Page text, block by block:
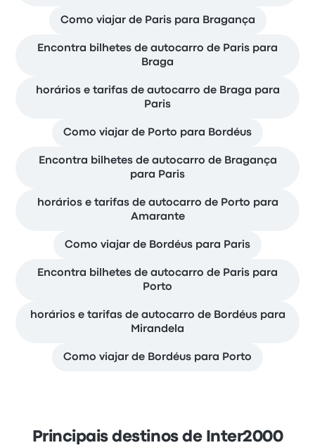
Como viajar de Paris para Bragança
Encontra bilhetes de autocarro de Paris para
Braga
horários e tarifas de autocarro de Braga para
Paris
Como viajar de Porto para Bordéus
Encontra bilhetes de autocarro de Bragança
para Paris
horários e tarifas de autocarro de Porto para
Amarante
Como viajar de Bordéus para Paris
Encontra bilhetes de autocarro de Paris para
Porto
horários e tarifas de autocarro de Bordéus para
Mirandela
Como viajar de Bordéus para Porto
Principais destinos de Inter2000